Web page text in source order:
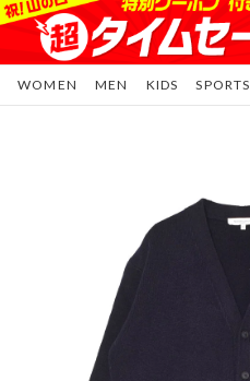
WOMEN MEN KIDS SPORTS